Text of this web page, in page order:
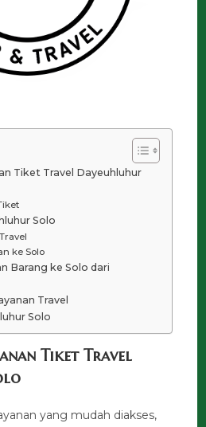
Tiket Travel Dayeuhluhur
Solo
ke Solo
Barang ke Solo dari
Travel
Solo
Tiket Travel
yang mudah diakses,